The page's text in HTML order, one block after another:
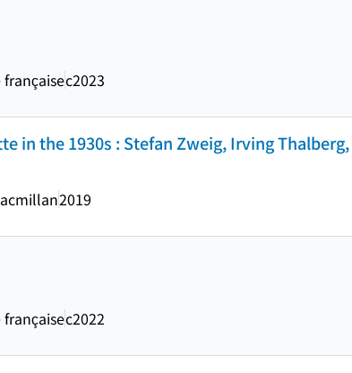
c2023
in the 1930s : Stefan Zweig, Irving
2019
c2022